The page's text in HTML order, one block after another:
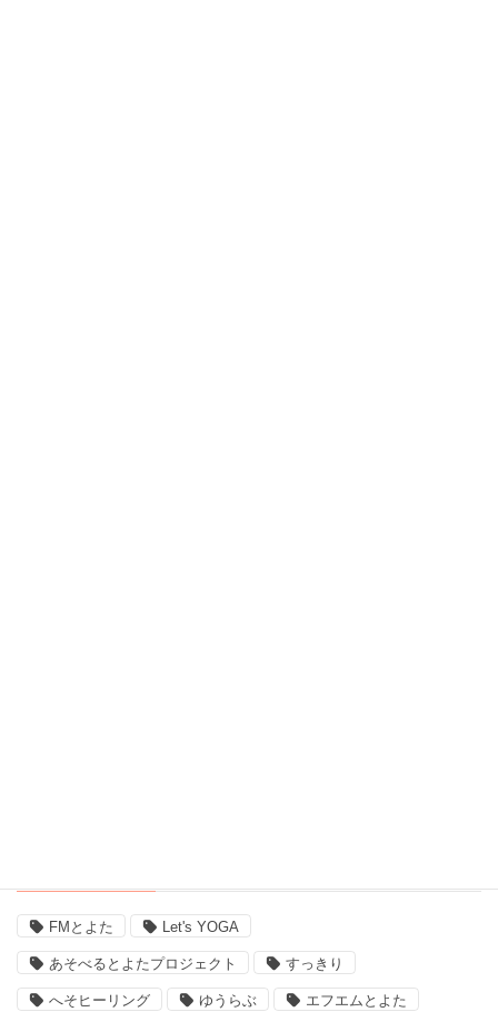
FMとよた Let's YOGA
あそべるとよたプロジェクト すっきり
へそヒーリング ゆうらぶ エフエムとよた